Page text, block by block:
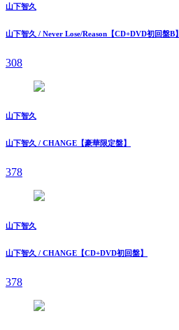
山下智久
山下智久 / Never Lose/Reason【CD+DVD初回盤B】
308
山下智久
山下智久 / CHANGE【豪華限定盤】
378
山下智久
山下智久 / CHANGE【CD+DVD初回盤】
378